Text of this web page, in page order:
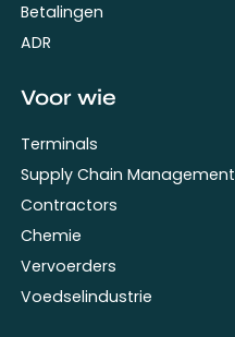
Betalingen
ADR
Voor wie
Terminals
Supply Chain Management
Contractors
Chemie
Vervoerders
Voedselindustrie